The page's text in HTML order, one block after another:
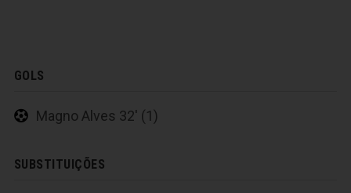
GOLS
Magno Alves 32' (1)
SUBSTITUIÇÕES